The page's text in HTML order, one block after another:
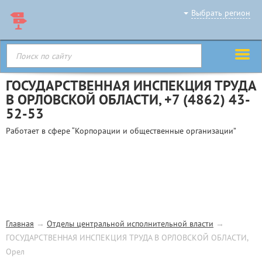
Выбрать регион
ГОСУДАРСТВЕННАЯ ИНСПЕКЦИЯ ТРУДА
В ОРЛОВСКОЙ ОБЛАСТИ,+7 (4862) 43-
52-53
Работает в сфере “Корпорации и общественные организации”
Главная → Отделы центральной исполнительной власти →
ГОСУДАРСТВЕННАЯ ИНСПЕКЦИЯ ТРУДА В ОРЛОВСКОЙ ОБЛАСТИ,
Орел